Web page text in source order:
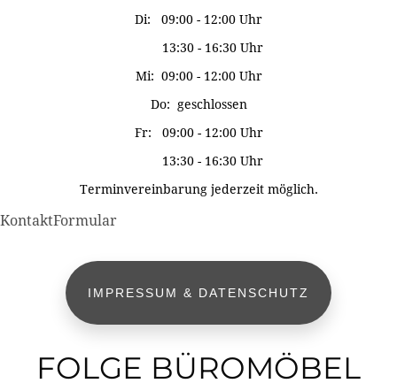
Di: 09:00 - 12:00 Uhr
13:30 - 16:30 Uhr
Mi: 09:00 - 12:00 Uhr
Do: geschlossen
Fr: 09:00 - 12:00 Uhr
13:30 - 16:30 Uhr
Terminvereinbarung jederzeit möglich.
KontaktFormular
IMPRESSUM & DATENSCHUTZ
FOLGE BÜROMÖBEL